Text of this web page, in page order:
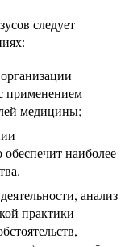
следует
применением
медицины;
обеспечит наиболее
анализ
практики